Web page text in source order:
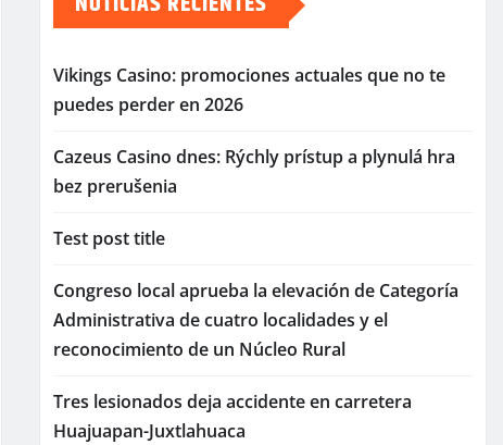
Vikings Casino: promociones actuales que no te
puedes perder en 2026
Cazeus Casino dnes: Rýchly prístup a plynulá hra
bez prerušenia
Test post title
Congreso local aprueba la elevación de Categoría
Administrativa de cuatro localidades y el
reconocimiento de un Núcleo Rural
Tres lesionados deja accidente en carretera
Huajuapan-Juxtlahuaca